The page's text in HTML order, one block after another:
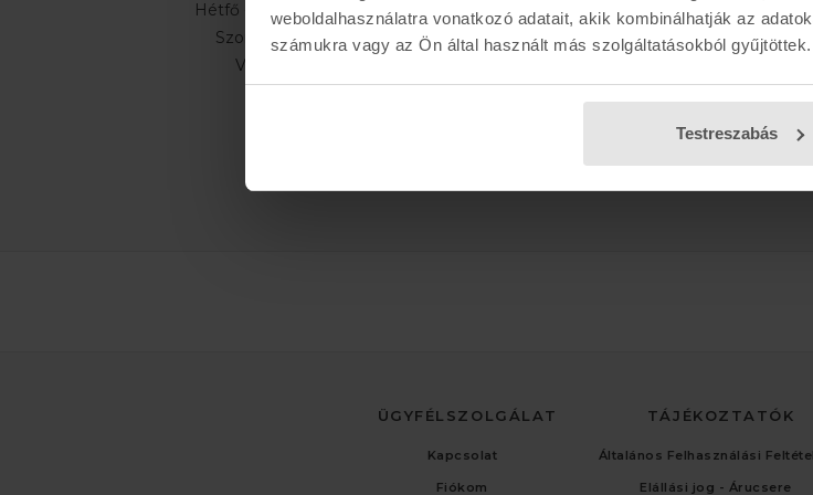
weboldalhasználatra vonatkozó adatait, akik kombinálhatják az
számukra vagy az Ön által használt más szolgáltatásokból gyűjtöttek.
Testreszabás
Hétfő - Péntek: 11:00 - 19:00
Szombat: 10:00 - 19:00
Vasárnap: ZÁRVA
Hétfő - Péntek: 11:00 -
Szombat: 11:00 -
ÜGYFÉLSZOLGÁLAT
Kapcsolat
Fiókom
TÁJÉKOZTATÓK
Általános Felhasználási
Elállási jog - Árucsere